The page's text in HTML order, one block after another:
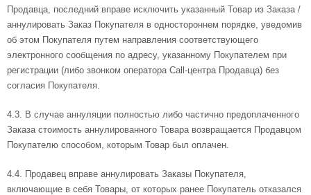
Продавца, последний вправе исключить указанный Товар из Заказа /
аннулировать Заказ Покупателя в одностороннем порядке, уведомив
об этом Покупателя путем направления соответствующего
электронного сообщения по адресу, указанному Покупателем при
регистрации (либо звонком оператора Call-центра Продавца) без
согласия Покупателя.
4.3. В случае аннуляции полностью либо частично предоплаченного
Заказа стоимость аннулированного Товара возвращается Продавцом
Покупателю способом, которым Товар был оплачен.
4.4. Продавец вправе аннулировать Заказы Покупателя,
включающие в себя Товары, от которых ранее Покупатель отказался